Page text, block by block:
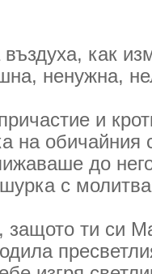
как
ненужна,
и
на обичайния
до
с
защото ти си